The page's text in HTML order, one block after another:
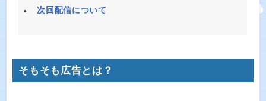
次回配信について
そもそも広告とは？